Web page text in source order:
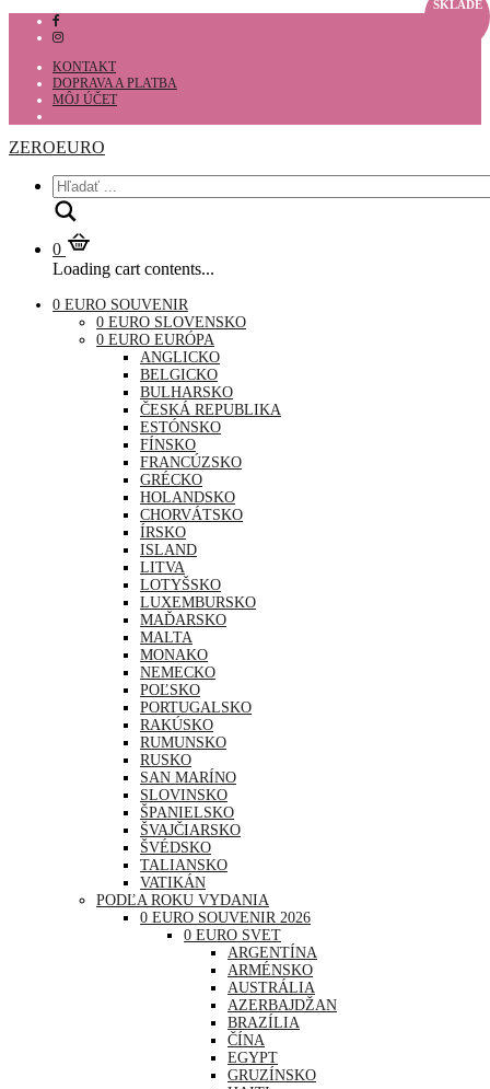
KONTAKT
DOPRAVA A PLATBA
MÔJ ÚČET
ZEROEURO
0
Loading cart contents...
0 EURO SOUVENIR
0 EURO SLOVENSKO
0 EURO EURÓPA
ANGLICKO
BELGICKO
BULHARSKO
ČESKÁ REPUBLIKA
ESTÓNSKO
FÍNSKO
FRANCÚZSKO
GRÉCKO
HOLANDSKO
CHORVÁTSKO
ÍRSKO
ISLAND
LITVA
LOTYŠSKO
LUXEMBURSKO
MAĎARSKO
MALTA
MONAKO
NEMECKO
POĽSKO
PORTUGALSKO
RAKÚSKO
RUMUNSKO
RUSKO
SAN MARÍNO
SLOVINSKO
ŠPANIELSKO
ŠVAJČIARSKO
ŠVÉDSKO
TALIANSKO
VATIKÁN
PODĽA ROKU VYDANIA
0 EURO SOUVENIR 2026
0 EURO SVET
ARGENTÍNA
ARMÉNSKO
AUSTRÁLIA
AZERBAJDŽAN
BRAZÍLIA
ČÍNA
EGYPT
GRUZÍNSKO
SKLADE